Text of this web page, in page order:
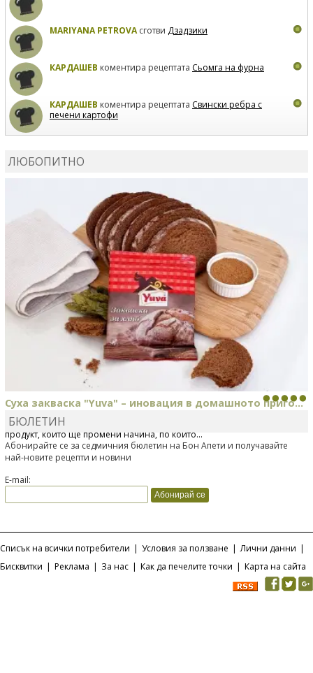
MARIYANA PETROVAсготви Дзадзики
КАРДАШЕВ коментира рецептата Сьомга на фурна
КАРДАШЕВ коментира рецептата Свински ребра с
печени картофи
ЛЮБОПИТНО
Суха закваска "Yuva" – иновация в домашното приго...
Отскоро Лесафр България стартира предлагането на изцяло нов
продукт, който ще промени начина, по който...
БЮЛЕТИН
Абонирайте се за седмичния бюлетин на Бон Апети и получавайте
най-новите рецепти и новини
E-mail:
Списък на всички потребители | Условия за ползване | Лични данни |
Бисквитки | Реклама | За нас | Как да печелите точки | Карта на сайта